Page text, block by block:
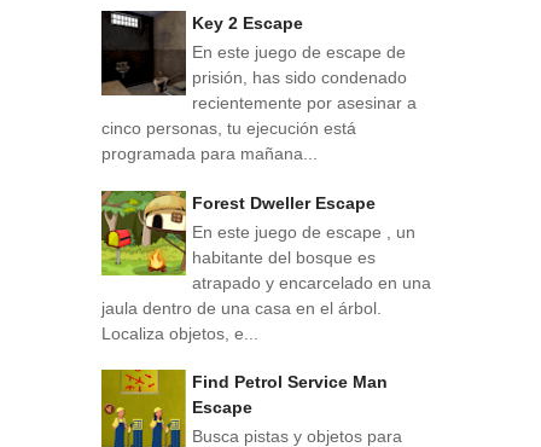
Key 2 Escape
En este juego de escape de
prisión, has sido condenado
recientemente por asesinar a
cinco personas, tu ejecución está
programada para mañana...
Forest Dweller Escape
En este juego de escape , un
habitante del bosque es
atrapado y encarcelado en una
jaula dentro de una casa en el árbol.
Localiza objetos, e...
Find Petrol Service Man
Escape
Busca pistas y objetos para